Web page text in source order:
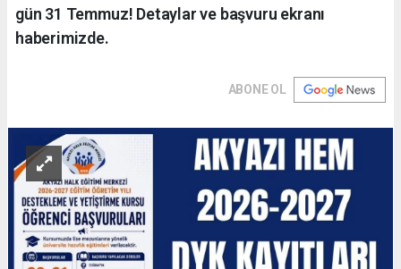
gün 31 Temmuz! Detaylar ve başvuru ekranı
haberimizde.
ABONE OL